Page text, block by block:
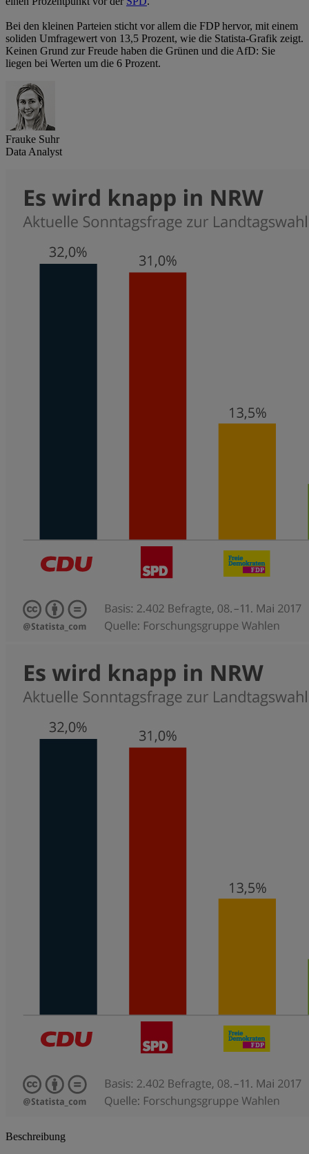
Bei den kleinen Parteien sticht vor allem die FDP hervor, mit einem
soliden Umfragewert von 13,5 Prozent, wie die Statista-Grafik zeigt.
Keinen Grund zur Freude haben die Grünen und die AfD: Sie
liegen bei Werten um die 6 Prozent.
Frauke Suhr
Data Analyst
Beschreibung